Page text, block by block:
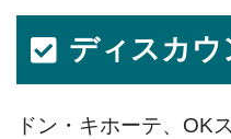
ディスカウ
ドン・キホーテ、OK